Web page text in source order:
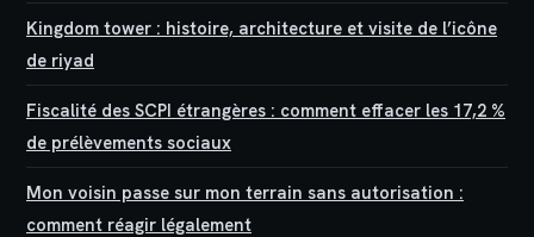
Kingdom tower : histoire, architecture et visite de l’icône
de riyad
Fiscalité des SCPI étrangères : comment effacer les 17,2 %
de prélèvements sociaux
Mon voisin passe sur mon terrain sans autorisation :
comment réagir légalement